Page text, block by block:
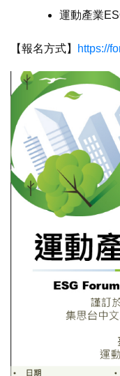
運動產業
【報名方式】 https://